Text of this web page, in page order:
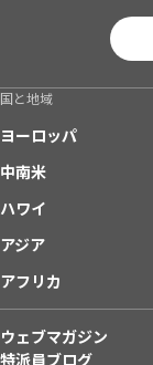
国と地域
ヨーロッパ
中南米
ハワイ
アジア
アフリカ
ウェブマガジン
特派員ブログ